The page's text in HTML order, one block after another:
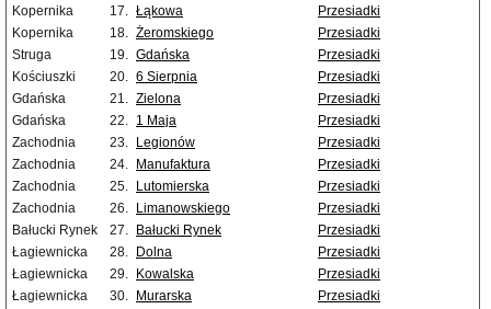
Kopernika
17. Łąkowa
Przesiadki
Kopernika
18. Żeromskiego
Przesiadki
Struga
19. Gdańska
Przesiadki
Kościuszki
20. 6 Sierpnia
Przesiadki
Gdańska
21. Zielona
Przesiadki
Gdańska
22. 1 Maja
Przesiadki
Zachodnia
23. Legionów
Przesiadki
Zachodnia
24. Manufaktura
Przesiadki
Zachodnia
25. Lutomierska
Przesiadki
Zachodnia
26. Limanowskiego
Przesiadki
Bałucki Rynek
27. Bałucki Rynek
Przesiadki
Łagiewnicka
28. Dolna
Przesiadki
Łagiewnicka
29. Kowalska
Przesiadki
Łagiewnicka
30. Murarska
Przesiadki